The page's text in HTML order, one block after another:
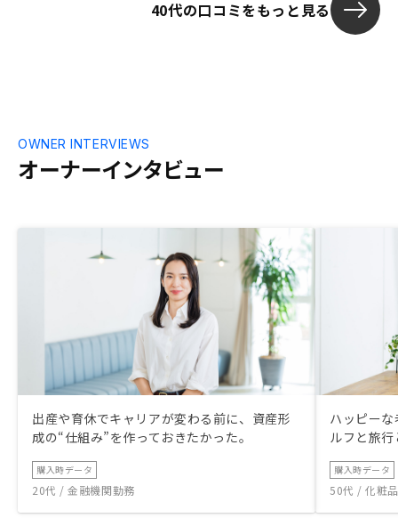
40代の口コミをもっと見る
オーナーインタビュー
OWNER INTERVIEWS
出産や育休でキャリアが変わる前に、資産形
成の“仕組み”を作っておきたかった。
購入時データ
20代 / 金融機関勤務
ハッピー
ルフと旅
購入時データ
50代 / 化粧